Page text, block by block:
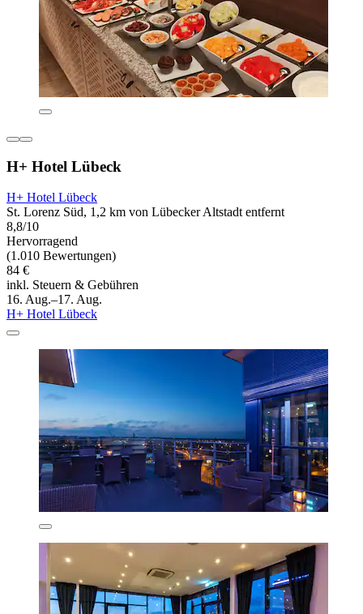
H+ Hotel Lübeck
H+ Hotel Lübeck
St. Lorenz Süd, 1,2 km von Lübecker Altstadt entfernt
8,8/10
Hervorragend
(1.010 Bewertungen)
84 €
inkl. Steuern & Gebühren
16. Aug.–17. Aug.
H+ Hotel Lübeck